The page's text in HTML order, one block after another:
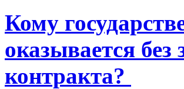
Кому
оказывается
контракта?